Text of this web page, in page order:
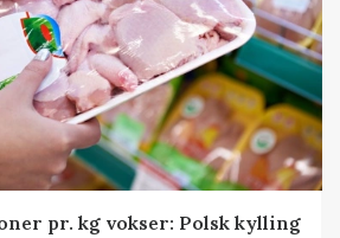
pr. kg vokser: Polsk kylling